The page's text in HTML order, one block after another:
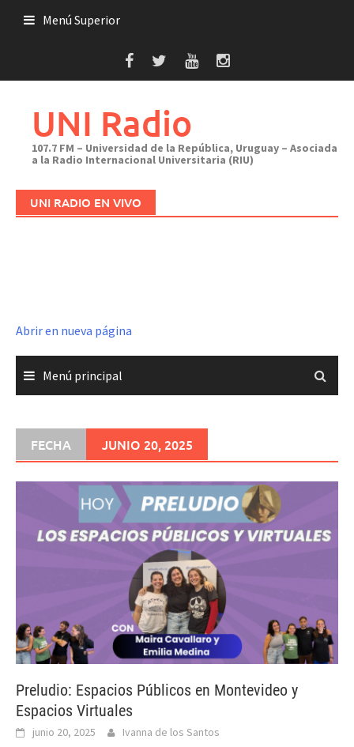
Menú Superior
UNI Radio
107.7 FM – Universidad de la República, Uruguay – Asociada
a la Radio Internacional Universitaria (RIU)
UNI RADIO EN VIVO
Abrir en nueva página
Menú principal
FECHA JUNIO 20, 2025
Preludio: Espacios Públicos en Montevideo y
Espacios Virtuales
junio 20, 2025 Ivanna de los Santos